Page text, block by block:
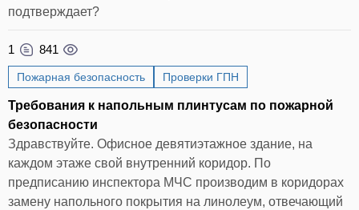
подтверждает?
1 841
Пожарная безопасность Проверки ГПН
Требования к напольным плинтусам по пожарной
безопасности
Здравствуйте. Офисное девятиэтажное здание, на
каждом этаже свой внутренний коридор. По
предписанию инспектора МЧС производим в коридорах
замену напольного покрытия на линолеум, отвечающий